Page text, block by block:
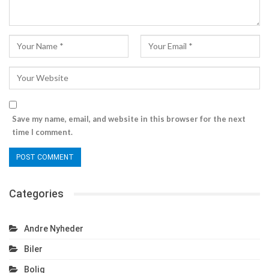
Save my name, email, and website in this browser for the next
time I comment.
Categories
Andre Nyheder
Biler
Bolig